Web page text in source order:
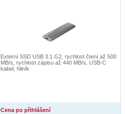
Externí SSD USB 3.1 G2, rychlost čtení až 500
MB/s, rychlost zápisu až 440 MB/s, USB-C
kabel, hliník
Cena po přihlášení